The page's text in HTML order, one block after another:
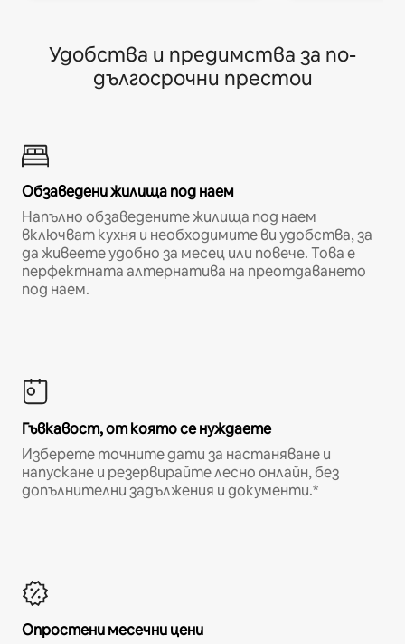
Удобства и предимства за по-
дългосрочни престои
Обзаведени жилища под наем
Напълно обзаведените жилища под наем
включват кухня и необходимите ви удобства, за
да живеете удобно за месец или повече. Това е
перфектната алтернатива на преотдаването
под наем.
Гъвкавост, от която се нуждаете
Изберете точните дати за настаняване и
напускане и резервирайте лесно онлайн, без
допълнителни задължения и документи.*
Опростени месечни цени